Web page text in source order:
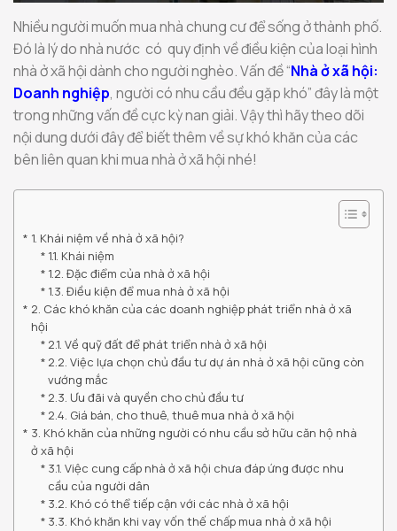
Nhiều người muốn mua nhà chung cư để sống ở thành phố.
Đó là lý do nhà nước có quy định về điều kiện của loại hình
nhà ở xã hội dành cho người nghèo. Vấn đề “Nhà ở xã hội:
Doanh nghiệp, người có nhu cầu đều gặp khó” đây là một
trong những vấn đề cực kỳ nan giải. Vậy thì hãy theo dõi
nội dung dưới đây để biết thêm về sự khó khăn của các
bên liên quan khi mua nhà ở xã hội nhé!
1. Khái niệm về nhà ở xã hội?
1.1. Khái niệm
1.2. Đặc điểm của nhà ở xã hội
1.3. Điều kiện để mua nhà ở xã hội
2. Các khó khăn của các doanh nghiệp phát triển nhà ở xã
hội
2.1. Về quỹ đất để phát triển nhà ở xã hội
2.2. Việc lựa chọn chủ đầu tư dự án nhà ở xã hội cũng còn
vướng mắc
2.3. Ưu đãi và quyền cho chủ đầu tư
2.4. Giá bán, cho thuê, thuê mua nhà ở xã hội
3. Khó khăn của những người có nhu cầu sở hữu căn hộ nhà
ở xã hội
3.1. Việc cung cấp nhà ở xã hội chưa đáp ứng được nhu
cầu của người dân
3.2. Khó có thể tiếp cận với các nhà ở xã hội
3.3. Khó khăn khi vay vốn thế chấp mua nhà ở xã hội